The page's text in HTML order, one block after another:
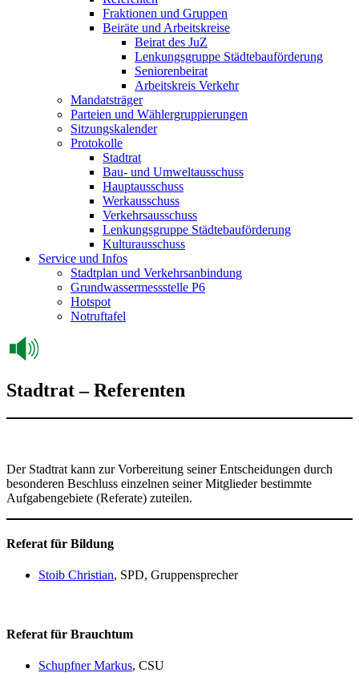
Fraktionen und Gruppen
Beiräte und Arbeitskreise
Beirat des JuZ
Lenkungsgruppe Städtebauförderung
Seniorenbeirat
Arbeitskreis Verkehr
Mandatsträger
Parteien und Wählergruppierungen
Sitzungskalender
Protokolle
Stadtrat
Bau- und Umweltausschuss
Hauptausschuss
Werkausschuss
Verkehrsausschuss
Lenkungsgruppe Städtebauförderung
Kulturausschuss
Service und Infos
Stadtplan und Verkehrsanbindung
Grundwassermessstelle P6
Hotspot
Notruftafel
Stadtrat – Referenten
Der Stadtrat kann zur Vorbereitung seiner Entscheidungen durch
besonderen Beschluss einzelnen seiner Mitglieder bestimmte
Aufgabengebiete (Referate) zuteilen.
Referat für Bildung
Stoib Christian, SPD, Gruppensprecher
Referat für Brauchtum
Schupfner Markus, CSU